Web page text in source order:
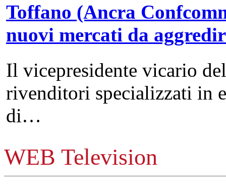
Toffano (Ancra
nuovi mercati da
Il vicepresidente vicario
rivenditori specializzati in
di…
WEB Television